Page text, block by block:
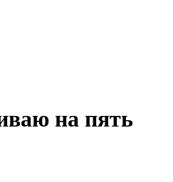
на пять